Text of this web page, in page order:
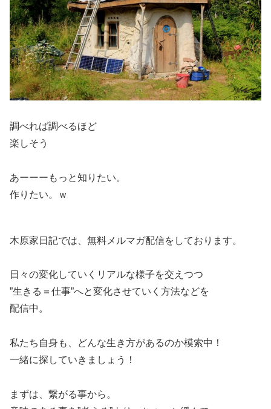
調べれば調べるほど
楽しそう
あーーーもっと知りたい。
作りたい。ｗ
木原家日記では、無料メルマガ配信をしております。
日々の変化していくリアルな様子を交えつつ
”生きる＝仕事”へと変化させていく方法などを
配信中。
私たち自身も、どんな生き方があるのか模索中！
一緒に探していきましょう！
まずは、繋がる事から。